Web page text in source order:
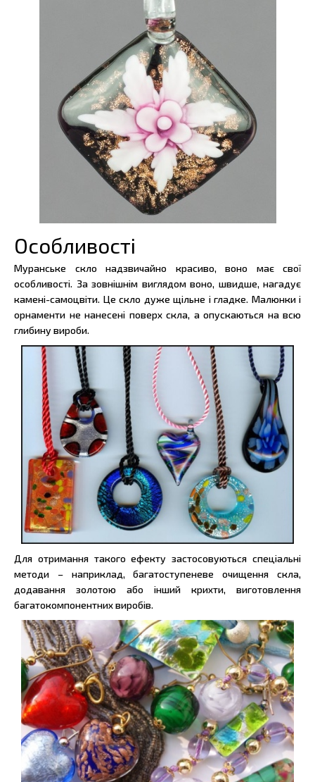
Особливості
Муранське скло надзвичайно красиво, воно має свої
особливості. За зовнішнім виглядом воно, швидше, нагадує
камені-самоцвіти. Це скло дуже щільне і гладке. Малюнки і
орнаменти не нанесені поверх скла, а опускаються на всю
глибину вироби.
Для отримання такого ефекту застосовуються спеціальні
методи – наприклад, багатоступеневе очищення скла,
додавання золотою або інший крихти, виготовлення
багатокомпонентних виробів.